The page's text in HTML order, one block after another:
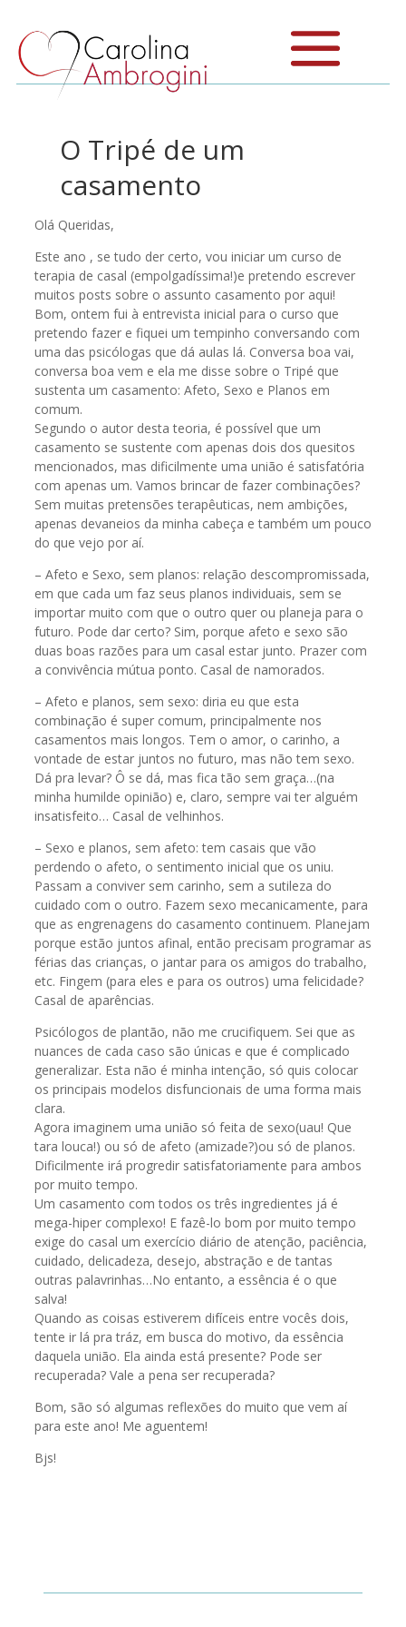
O Tripé de um
casamento
Olá Queridas,
Este ano , se tudo der certo, vou iniciar um curso de
terapia de casal (empolgadíssima!)e pretendo escrever
muitos posts sobre o assunto casamento por aqui!
Bom, ontem fui à entrevista inicial para o curso que
pretendo fazer e fiquei um tempinho conversando com
uma das psicólogas que dá aulas lá. Conversa boa vai,
conversa boa vem e ela me disse sobre o Tripé que
sustenta um casamento: Afeto, Sexo e Planos em
comum.
Segundo o autor desta teoria, é possível que um
casamento se sustente com apenas dois dos quesitos
mencionados, mas dificilmente uma união é satisfatória
com apenas um. Vamos brincar de fazer combinações?
Sem muitas pretensões terapêuticas, nem ambições,
apenas devaneios da minha cabeça e também um pouco
do que vejo por aí.
– Afeto e Sexo, sem planos: relação descompromissada,
em que cada um faz seus planos individuais, sem se
importar muito com que o outro quer ou planeja para o
futuro. Pode dar certo? Sim, porque afeto e sexo são
duas boas razões para um casal estar junto. Prazer com
a convivência mútua ponto. Casal de namorados.
– Afeto e planos, sem sexo: diria eu que esta
combinação é super comum, principalmente nos
casamentos mais longos. Tem o amor, o carinho, a
vontade de estar juntos no futuro, mas não tem sexo.
Dá pra levar? Ô se dá, mas fica tão sem graça…(na
minha humilde opinião) e, claro, sempre vai ter alguém
insatisfeito… Casal de velhinhos.
– Sexo e planos, sem afeto: tem casais que vão
perdendo o afeto, o sentimento inicial que os uniu.
Passam a conviver sem carinho, sem a sutileza do
cuidado com o outro. Fazem sexo mecanicamente, para
que as engrenagens do casamento continuem. Planejam
porque estão juntos afinal, então precisam programar as
férias das crianças, o jantar para os amigos do trabalho,
etc. Fingem (para eles e para os outros) uma felicidade?
Casal de aparências.
Psicólogos de plantão, não me crucifiquem. Sei que as
nuances de cada caso são únicas e que é complicado
generalizar. Esta não é minha intenção, só quis colocar
os principais modelos disfuncionais de uma forma mais
clara.
Agora imaginem uma união só feita de sexo(uau! Que
tara louca!) ou só de afeto (amizade?)ou só de planos.
Dificilmente irá progredir satisfatoriamente para ambos
por muito tempo.
Um casamento com todos os três ingredientes já é
mega-hiper complexo! E fazê-lo bom por muito tempo
exige do casal um exercício diário de atenção, paciência,
cuidado, delicadeza, desejo, abstração e de tantas
outras palavrinhas…No entanto, a essência é o que
salva!
Quando as coisas estiverem difíceis entre vocês dois,
tente ir lá pra tráz, em busca do motivo, da essência
daquela união. Ela ainda está presente? Pode ser
recuperada? Vale a pena ser recuperada?
Bom, são só algumas reflexões do muito que vem aí
para este ano! Me aguentem!
Bjs!